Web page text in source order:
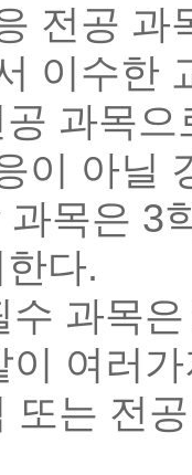
전공 과
이수한
과목
이 아닐
목은 3
다.
수 과목
이 여러
또는 전